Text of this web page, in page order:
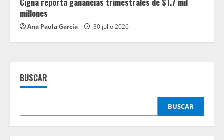
millones
Ana Paula García 30 julio 2026
BUSCAR
BUSCAR